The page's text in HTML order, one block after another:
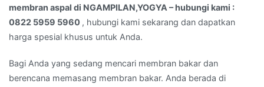
membran aspal di NGAMPILAN,YOGYA – hubungi kami :
0822 5959 5960 , hubungi kami sekarang dan dapatkan
harga spesial khusus untuk Anda.
Bagi Anda yang sedang mencari membran bakar dan
berencana memasang membran bakar. Anda berada di